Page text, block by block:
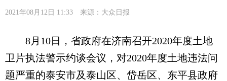
2021年08月12日 11:33 来源：大众日报
8月10日，省政府在济南召开2020年度土地
卫片执法警示约谈会议，对2020年度土地违法问
题严重的泰安市及泰山区、岱岳区、东平县政府